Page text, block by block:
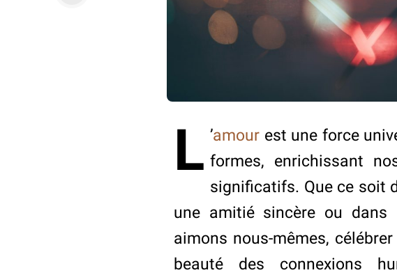
L ’amour est une force
formes, enrichissant
significatifs. Que ce soit
une amitié sincère ou
aimons nous-mêmes,
beauté des connexions